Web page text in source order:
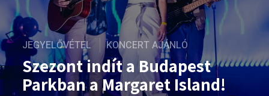
JEGYELŐVÉTEL KONCERT AJÁNLÓ
Szezont indít a Budapest
Parkban a Margaret Island!